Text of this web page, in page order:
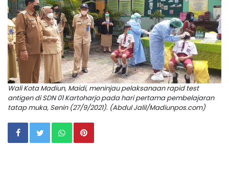
Wali Kota Madiun, Maidi, meninjau pelaksanaan rapid test
antigen di SDN 01 Kartoharjo pada hari pertama pembelajaran
tatap muka, Senin (27/9/2021). (Abdul Jalil/Madiunpos.com)